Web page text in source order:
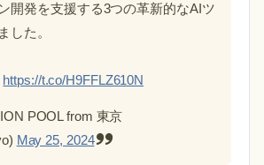
開発を支援する3つの革新的なAIツ
した。
https://t.co/H9FFLZ610N
POOL from 東京
May 25, 2024